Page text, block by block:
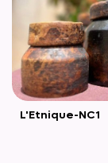
L'Etnique-NC1